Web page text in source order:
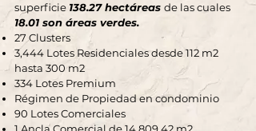
superficie 138.27 hectáreas de las cuales
18.01 son áreas verdes.
27 Clusters
3,444 Lotes Residenciales desde 112 m2
hasta 300 m2
334 Lotes Premium
Régimen de Propiedad en condominio
90 Lotes Comerciales